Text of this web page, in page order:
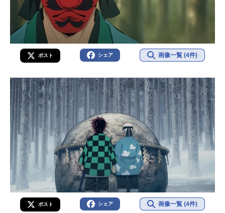
ポスト シェア 画像一覧 (4件)
ポスト シェア 画像一覧 (4件)